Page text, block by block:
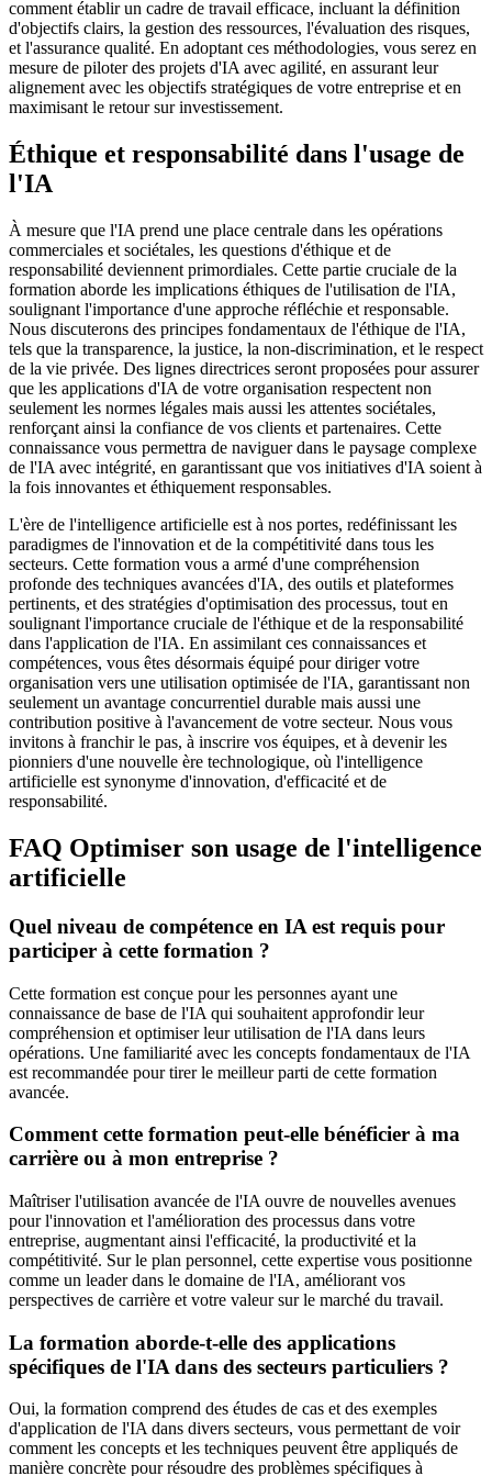
comment établir un cadre de travail efficace, incluant la définition
d'objectifs clairs, la gestion des ressources, l'évaluation des risques,
et l'assurance qualité. En adoptant ces méthodologies, vous serez en
mesure de piloter des projets d'IA avec agilité, en assurant leur
alignement avec les objectifs stratégiques de votre entreprise et en
maximisant le retour sur investissement.
Éthique et responsabilité dans l'usage de
l'IA
À mesure que l'IA prend une place centrale dans les opérations
commerciales et sociétales, les questions d'éthique et de
responsabilité deviennent primordiales. Cette partie cruciale de la
formation aborde les implications éthiques de l'utilisation de l'IA,
soulignant l'importance d'une approche réfléchie et responsable.
Nous discuterons des principes fondamentaux de l'éthique de l'IA,
tels que la transparence, la justice, la non-discrimination, et le respect
de la vie privée. Des lignes directrices seront proposées pour assurer
que les applications d'IA de votre organisation respectent non
seulement les normes légales mais aussi les attentes sociétales,
renforçant ainsi la confiance de vos clients et partenaires. Cette
connaissance vous permettra de naviguer dans le paysage complexe
de l'IA avec intégrité, en garantissant que vos initiatives d'IA soient à
la fois innovantes et éthiquement responsables.
L'ère de l'intelligence artificielle est à nos portes, redéfinissant les
paradigmes de l'innovation et de la compétitivité dans tous les
secteurs. Cette formation vous a armé d'une compréhension
profonde des techniques avancées d'IA, des outils et plateformes
pertinents, et des stratégies d'optimisation des processus, tout en
soulignant l'importance cruciale de l'éthique et de la responsabilité
dans l'application de l'IA. En assimilant ces connaissances et
compétences, vous êtes désormais équipé pour diriger votre
organisation vers une utilisation optimisée de l'IA, garantissant non
seulement un avantage concurrentiel durable mais aussi une
contribution positive à l'avancement de votre secteur. Nous vous
invitons à franchir le pas, à inscrire vos équipes, et à devenir les
pionniers d'une nouvelle ère technologique, où l'intelligence
artificielle est synonyme d'innovation, d'efficacité et de
responsabilité.
FAQ Optimiser son usage de l'intelligence
artificielle
Quel niveau de compétence en IA est requis pour
participer à cette formation ?
Cette formation est conçue pour les personnes ayant une
connaissance de base de l'IA qui souhaitent approfondir leur
compréhension et optimiser leur utilisation de l'IA dans leurs
opérations. Une familiarité avec les concepts fondamentaux de l'IA
est recommandée pour tirer le meilleur parti de cette formation
avancée.
Comment cette formation peut-elle bénéficier à ma
carrière ou à mon entreprise ?
Maîtriser l'utilisation avancée de l'IA ouvre de nouvelles avenues
pour l'innovation et l'amélioration des processus dans votre
entreprise, augmentant ainsi l'efficacité, la productivité et la
compétitivité. Sur le plan personnel, cette expertise vous positionne
comme un leader dans le domaine de l'IA, améliorant vos
perspectives de carrière et votre valeur sur le marché du travail.
La formation aborde-t-elle des applications
spécifiques de l'IA dans des secteurs particuliers ?
Oui, la formation comprend des études de cas et des exemples
d'application de l'IA dans divers secteurs, vous permettant de voir
comment les concepts et les techniques peuvent être appliqués de
manière concrète pour résoudre des problèmes spécifiques à